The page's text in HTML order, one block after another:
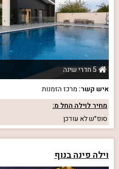
5 חדרי שינה
איש קשר: מרכז הזמנות
מחיר לוילה החל מ:
סופ״שלא עודכן
וילה פינה בנוף